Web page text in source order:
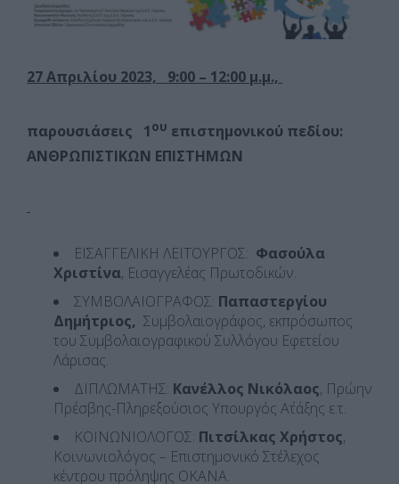
27 Απριλίου 2023, 9:00 – 12:00 μ.μ.,
παρουσιάσεις 1 ου επιστημονικού πεδίου:
ΑΝΘΡΩΠΙΣΤΙΚΩΝ ΕΠΙΣΤΗΜΩΝ
ΕΙΣΑΓΓΕΛΙΚΗ ΛΕΙΤΟΥΡΓΟΣ: Φασούλα
Χριστίνα, Εισαγγελέας Πρωτοδικών.
ΣΥΜΒΟΛΑΙΟΓΡΑΦΟΣ: Παπαστεργίου
Δημήτριος, Συμβολαιογράφος, εκπρόσωπος
του Συμβολαιογραφικού Συλλόγου Εφετείου
Λάρισας.
ΔΙΠΛΩΜΑΤΗΣ: Κανέλλος Νικόλαος, Πρώην
Πρέσβης-Πληρεξούσιος Υπουργός Α΄τάξης ε.τ.
ΚΟΙΝΩΝΙΟΛΟΓΟΣ: Πιτσίλκας Χρήστος,
Κοινωνιολόγος – Επιστημονικό Στέλεχος
κέντρου πρόληψης ΟΚΑΝΑ.